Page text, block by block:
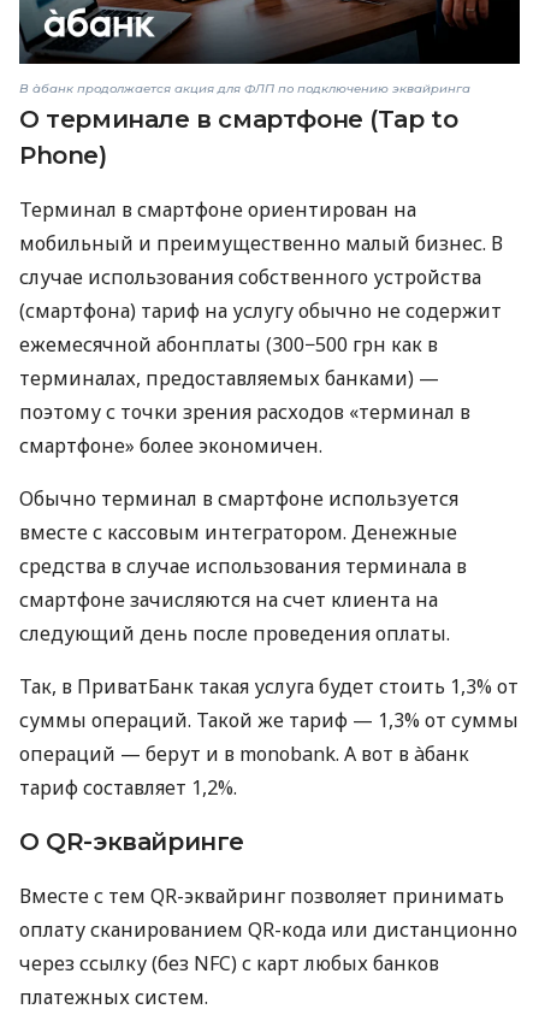
В àбанк продолжается акция для ФЛП по подключению эквайринга
О терминале в смартфоне (Tap to
Phone)
Терминал в смартфоне ориентирован на
мобильный и преимущественно малый бизнес. В
случае использования собственного устройства
(смартфона) тариф на услугу обычно не содержит
ежемесячной абонплаты (300−500 грн как в
терминалах, предоставляемых банками) —
поэтому с точки зрения расходов «терминал в
смартфоне» более экономичен.
Обычно терминал в смартфоне используется
вместе с кассовым интегратором. Денежные
средства в случае использования терминала в
смартфоне зачисляются на счет клиента на
следующий день после проведения оплаты.
Так, в ПриватБанк такая услуга будет стоить 1,3% от
суммы операций. Такой же тариф — 1,3% от суммы
операций — берут и в monobank. А вот в àбанк
тариф составляет 1,2%.
О QR-эквайринге
Вместе с тем QR-эквайринг позволяет принимать
оплату сканированием QR-кода или дистанционно
через ссылку (без NFC) с карт любых банков
платежных систем.